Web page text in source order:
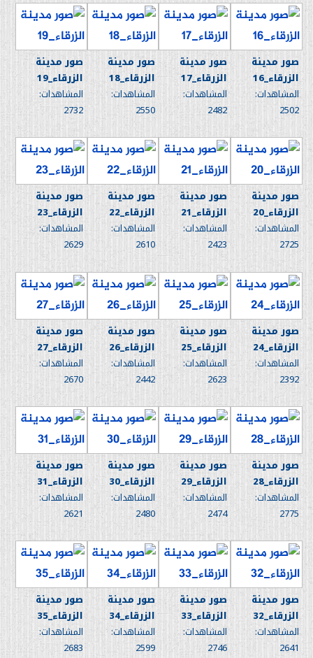
صور مدينة
الزرقاء_16
المشاهدات:
2502
صور مدينة
الزرقاء_17
المشاهدات:
2482
صور مدينة
الزرقاء_18
المشاهدات:
2550
صور مدينة
الزرقاء_19
المشاهدات:
2732
صور مدينة
الزرقاء_20
المشاهدات:
2725
صور مدينة
الزرقاء_21
المشاهدات:
2423
صور مدينة
الزرقاء_22
المشاهدات:
2610
صور مدينة
الزرقاء_23
المشاهدات:
2629
صور مدينة
الزرقاء_24
المشاهدات:
2392
صور مدينة
الزرقاء_25
المشاهدات:
2623
صور مدينة
الزرقاء_26
المشاهدات:
2442
صور مدينة
الزرقاء_27
المشاهدات:
2670
صور مدينة
الزرقاء_28
المشاهدات:
2775
صور مدينة
الزرقاء_29
المشاهدات:
2474
صور مدينة
الزرقاء_30
المشاهدات:
2480
صور مدينة
الزرقاء_31
المشاهدات:
2621
صور مدينة
الزرقاء_32
المشاهدات:
2641
صور مدينة
الزرقاء_33
المشاهدات:
2746
صور مدينة
الزرقاء_34
المشاهدات:
2599
صور مدينة
الزرقاء_35
المشاهدات:
2683